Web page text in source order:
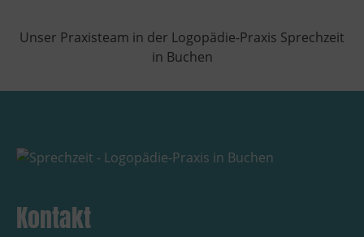
Unser Praxisteam in der Logopädie-Praxis Sprechzeit
in Buchen
Kontakt